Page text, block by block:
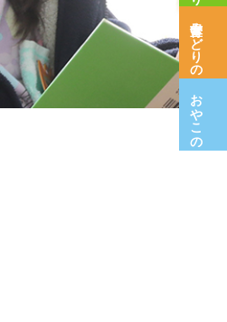
保育室みどりの木
おやこの広場